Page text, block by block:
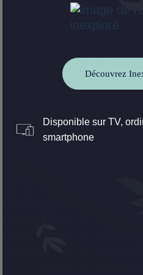
Découvrez
Disponible sur TV,
smartphone